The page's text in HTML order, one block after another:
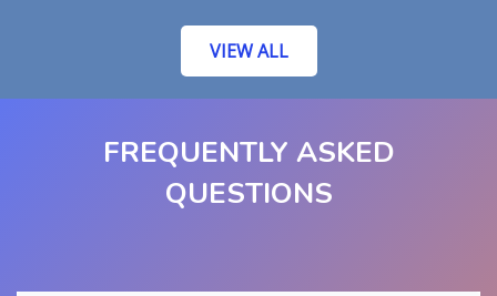
VIEW ALL
FREQUENTLY ASKED
QUESTIONS